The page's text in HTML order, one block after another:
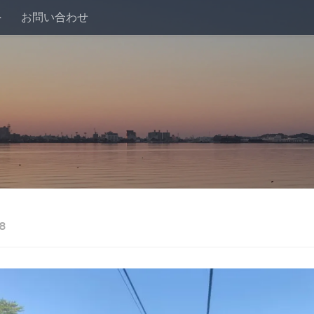
お問い合わせ